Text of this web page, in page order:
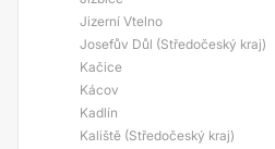
Jizerní Vtelno
Josefův Důl (Středočeský kraj)
Kačice
Kácov
Kadlín
Kaliště (Středočeský kraj)